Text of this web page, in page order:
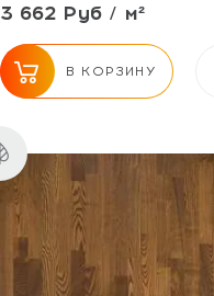
3 662 Руб / м²
В КОРЗИНУ